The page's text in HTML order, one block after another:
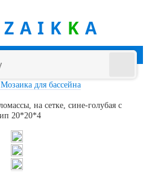
K A
Мозаика для бассейна
на сетке, сине-голубая с
20*20*4